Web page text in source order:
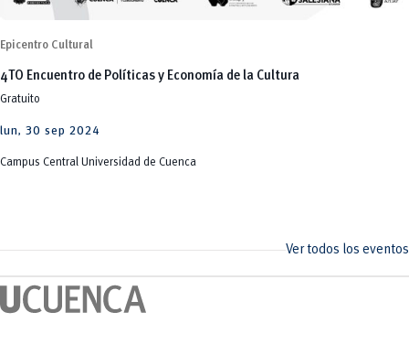
Epicentro Cultural
4TO Encuentro de Políticas y Economía de la Cultura
Gratuito
lun, 30 sep 2024
Campus Central Universidad de Cuenca
Ver todos los eventos